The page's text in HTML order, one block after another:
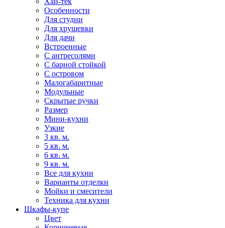
Особенности
Для студии
Для хрущевки
Для дачи
Встроенные
С антресолями
С барной стойкой
С островом
Малогабаритные
Модульные
Скрытые ручки
Размер
Мини-кухни
Узкие
3 кв. м.
5 кв. м.
6 кв. м.
9 кв. м.
Все для кухни
Варианты отделки
Мойки и смесители
Техника для кухни
Шкафы-купе
Цвет